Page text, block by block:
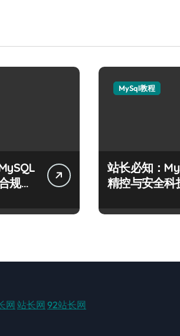
规风
MySql教程
站长必知：
精控与安全科
网 站长网 92站长网